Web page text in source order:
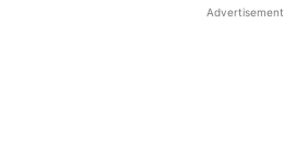
Advertisement